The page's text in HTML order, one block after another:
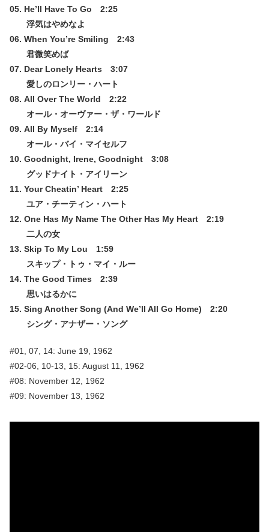
05. He’ll Have To Go 2:25
浮気はやめなよ
06. When You’re Smiling 2:43
君微笑めば
07. Dear Lonely Hearts 3:07
愛しのロンリー・ハート
08. All Over The World 2:22
オール・オーヴァー・ザ・ワールド
09. All By Myself 2:14
オール・バイ・マイセルフ
10. Goodnight, Irene, Goodnight 3:08
グッドナイト・アイリーン
11. Your Cheatin’ Heart 2:25
ユア・チーティン・ハート
12. One Has My Name The Other Has My Heart 2:19
二人の女
13. Skip To My Lou 1:59
スキップ・トゥ・マイ・ルー
14. The Good Times 2:39
思いはるかに
15. Sing Another Song (And We’ll All Go Home) 2:20
シング・アナザー・ソング
#01, 07, 14: June 19, 1962
#02-06, 10-13, 15: August 11, 1962
#08: November 12, 1962
#09: November 13, 1962